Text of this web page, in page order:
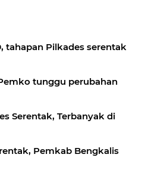
tahapan Pilkades serentak
tunggu perubahan
Serentak, Terbanyak di
Pemkab Bengkalis